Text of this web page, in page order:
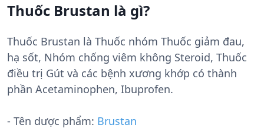
Thuốc Brustan là gì?
Thuốc Brustan là Thuốc nhóm Thuốc giảm đau,
hạ sốt, Nhóm chống viêm không Steroid, Thuốc
điều trị Gút và các bệnh xương khớp có thành
phần Acetaminophen, Ibuprofen.
- Tên dược phẩm: Brustan